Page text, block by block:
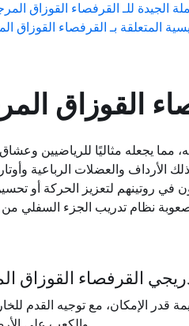
الجيدة للـ القرفصاء القوزاق
المتعلقة بـ القرفصاء القوزاق
القوزاق
مما يجعله مثاليًا للرياضيين وعشاق
الأرداف والعضلات الرباعية
في روتينهم لتعزيز الحركة أو
القرفصاء القوزاق
وإبقاء الساق الأخرى مستقيمة قدر الإمكان، مع توجيه القدم